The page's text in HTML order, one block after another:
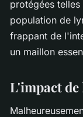
protégées
population de
frappant de
un maillon
L'impact